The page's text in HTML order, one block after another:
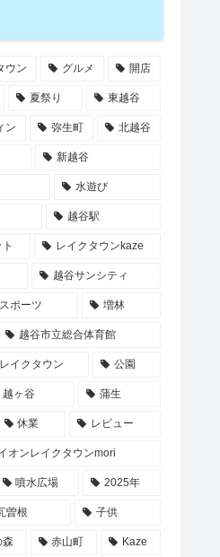
ウン グルメ 開店
夏祭り 東越谷
ン 弥生町 北越谷
新越谷
水遊び
越谷駅
レイクタウンkaze
越谷サンシティ
スポーツ 増林
越谷市立総合体育館
イクタウン 公園
越ヶ谷 蒲生
休業 レビュー
オンレイクタウンmori
噴水広場 2025年
曽根 子供
森 赤山町 Kaze